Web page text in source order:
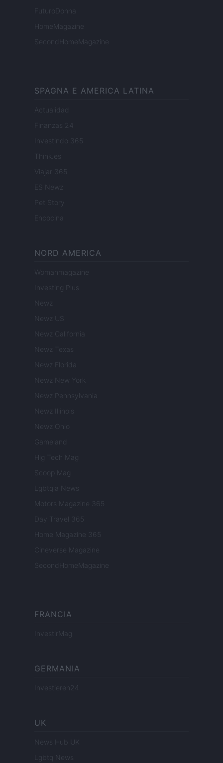
FuturoDonna
HomeMagazine
SecondHomeMagazine
SPAGNA E AMERICA LATINA
Actualidad
Finanzas 24
Investindo 365
Think.es
Viajar 365
ES Newz
Pet Story
Encocina
NORD AMERICA
Womanmagazine
Investing Plus
Newz
Newz US
Newz California
Newz Texas
Newz Florida
Newz New York
Newz Pennsylvania
Newz Illinois
Newz Ohio
Gameland
Hig Tech Mag
Scoop Mag
Lgbtqia News
Motors Magazine 365
Day Travel 365
Home Magazine 365
Cineverse Magazine
SecondHomeMagazine
FRANCIA
InvestirMag
GERMANIA
Investieren24
UK
News Hub UK
Lgbtq News